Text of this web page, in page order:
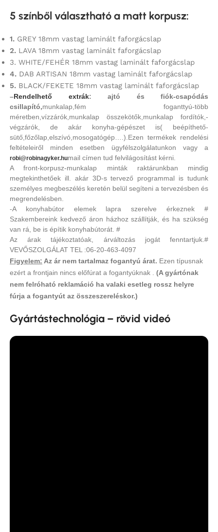
5 színből választható a matt korpusz:
1. GREY 18mm vastag laminált faforgácslap
2. LAVA 18mm vastag laminált faforgácslap
3. WHITE/FEHÉR 18mm vastag laminált faforgácslap
4. DAB ARTISAN 18mm vastag laminált faforgácslap
5. BLACK/FEKETE 18mm vastag laminált faforgácslap
–Rendelhető extrák: ajtó és fiók-csapódás
csillapító,munkalap,fém foganttyú-több
méretben,vízzárók,munkalap összekötők,munkalap fordítók,-
végzárók, de akár konyha-gépészet is( beépíthető-
sütő,főzőlap,elszívó,mosogatógép….).Ezen termékek rendelési
feltételeiről minden esetben ügyfélszolgálatunkon vagy a
robi@robinagyker.humail címen tud felvilágosítást kérni.
A front-korpusz-munkalap minták raktárunkban mindig
megtekinthetőek ill. akár 3D-s tervező programmal is tudunk
személyes megbeszélés keretén belül segíteni a tervezésben és
megrendelésben.
-A konyhabútor elemek lapra szerelve érkeznek #
Szakembereink kedvező áron házhoz szállítják, és ha szükség
van rá, be is építik konyhabútorát. #
Az árak tájékoztatóak, árváltozás jogát fenntartjuk.#
VEVŐSZOLGÁLAT TEL :06-20-463-4097
Figyelem: Az ár nem tartalmaz fogantyú árat. Ezen típusnak
ezért a frontjain nincs előfúrat a fogantyúknak . (A gyártónak
nem felróható reklamáció ha valaki esetleg rossz helyre
fúrja a fogantyút az összeszereléskor.)
Gyártástechnológia – rövid videó